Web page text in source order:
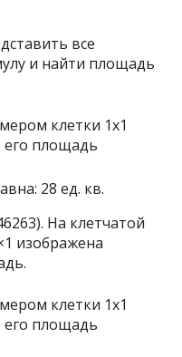
все
и найти площадь
28 ед. кв.
На клетчатой
изображена